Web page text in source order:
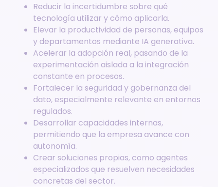
Reducir la incertidumbre sobre qué
tecnología utilizar y cómo aplicarla.
Elevar la productividad de personas, equipos
y departamentos mediante IA generativa.
Acelerar la adopción real, pasando de la
experimentación aislada a la integración
constante en procesos.
Fortalecer la seguridad y gobernanza del
dato, especialmente relevante en entornos
regulados.
Desarrollar capacidades internas,
permitiendo que la empresa avance con
autonomía.
Crear soluciones propias, como agentes
especializados que resuelven necesidades
concretas del sector.